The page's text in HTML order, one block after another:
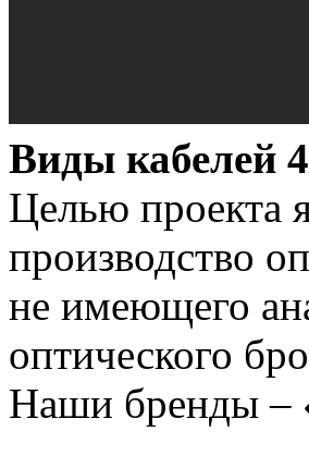
Виды кабелей
Целью проекта
производство
не имеющего
оптического
Наши бренды –